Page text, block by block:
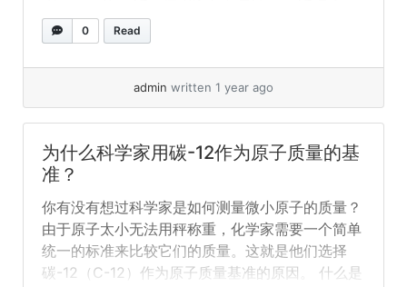
最常見的碳原子，約佔所有碳原子的98.9%。 為什
麼選擇碳-12作為標準？ 1961年之前，科學家用氧
對氧使用了不同的尺度。為了解決這個問題，國際
碳-12。原因如下： 1. 讓計算更簡單 科學家定義1
個原子質量單位（amu或”u”）為碳-12原子質量的
1/12。 如果沒有這個標準，原子質量就會是一堆複
雜的小數，化學計算會困難得多！ 2. 它穩定且常
見 碳-12不會衰變（不像放射性原子），所以它的
質量永遠不會改變。而且，它無處不在（鑽石、鉛
筆，甚至我們的身體裡都有！），很容易研究。 3.
便於比較不同原子和同位素 並非所有碳原子都一
0 Read
admin written 1 year ago
为什么科学家用碳-12作为原子质量的基
准？
你有没有想过科学家是如何测量微小原子的质量？
由于原子太小无法用秤称重，化学家需要一个简单
统一的标准来比较它们的质量。这就是他们选择
碳-12（C-12）作为原子质量基准的原因。 什么是